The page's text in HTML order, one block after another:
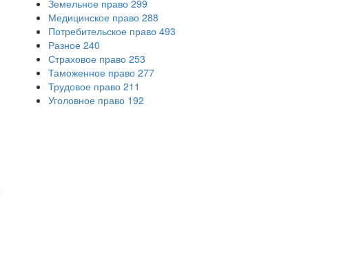
Земельное право 299
Медицинское право 288
Потребительское право 493
Разное 240
Страховое право 253
Таможенное право 277
Трудовое право 211
Уголовное право 192